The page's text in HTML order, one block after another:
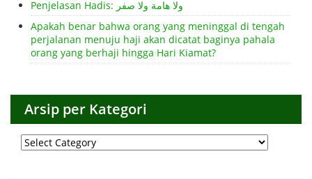
Penjelasan Hadis: ولا هامة ولا صفر
Apakah benar bahwa orang yang meninggal di tengah
perjalanan menuju haji akan dicatat baginya pahala
orang yang berhaji hingga Hari Kiamat?
Arsip per Kategori
Arsip
per